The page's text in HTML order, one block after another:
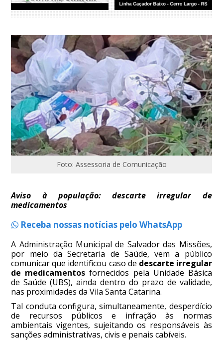
Foto: Assessoria de Comunicação
Aviso à população: descarte irregular de
medicamentos
Receba nossas notícias pelo WhatsApp
A Administração Municipal de Salvador das Missões,
por meio da Secretaria de Saúde, vem a público
comunicar que identificou caso de descarte irregular
de medicamentos fornecidos pela Unidade Básica
de Saúde (UBS), ainda dentro do prazo de validade,
nas proximidades da Vila Santa Catarina.
Tal conduta configura, simultaneamente, desperdício
de recursos públicos e infração às normas
ambientais vigentes, sujeitando os responsáveis às
sanções administrativas, civis e penais cabíveis.